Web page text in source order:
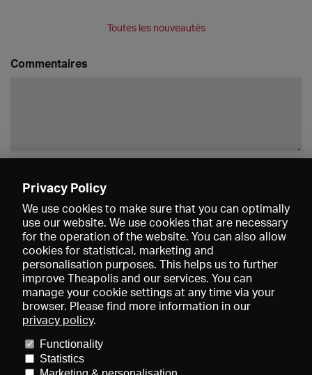
Toutes les nouveautés
Commentaires
Données médiatiques
Conditions générales de vente
Privacy Policy
We use cookies to make sure that you can optimally
use our website. We use cookies that are necessary
for the operation of the website. You can also allow
cookies for statistical, marketing and
personalisation purposes. This helps us to further
improve Theapolis and our services. You can
manage your cookie settings at any time via your
browser. Please find more information in our
privacy policy.
Functionality
Statistics